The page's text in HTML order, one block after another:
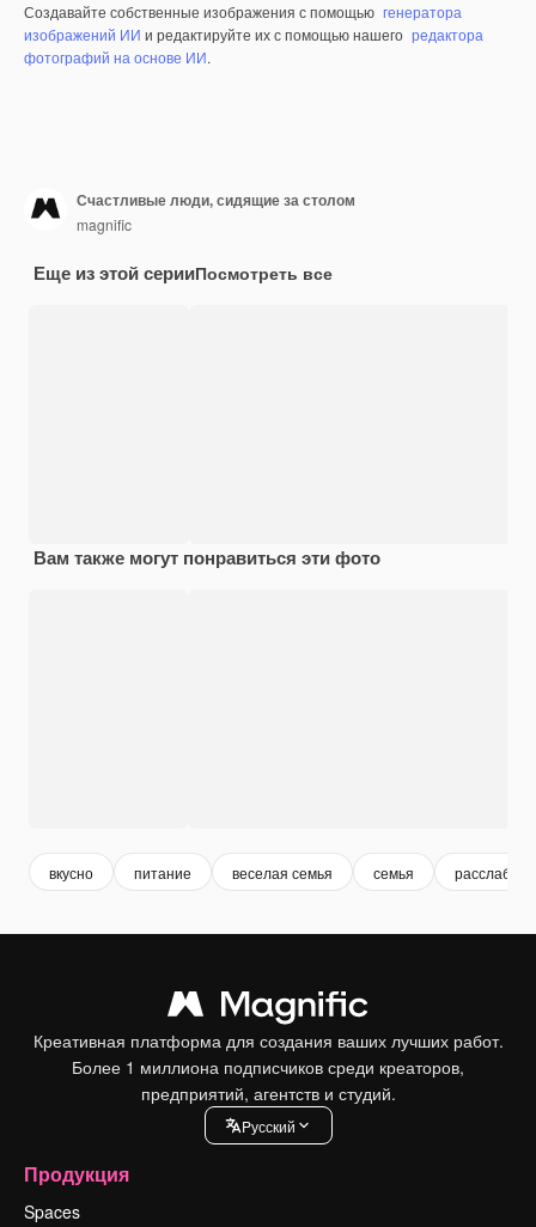
Создавайте собственные изображения с помощью генератора
изображений ИИ и редактируйте их с помощью нашего редактора
фотографий на основе ИИ.
Счастливые люди, сидящие за столом
magnific
Еще из этой серииПосмотреть все
Вам также могут понравиться эти фото
вкусно питание веселая семья семья
Креативная платформа для создания ваших лучших работ.
Более 1 миллиона подписчиков среди креаторов,
предприятий, агентств и студий.
Pусский
Продукция
Spaces